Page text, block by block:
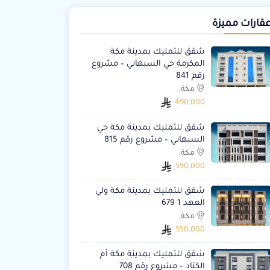
مميزة
شقق للتمليك بمدينة مكة
المكرمة حي السبهاني – مشروع
رقم 841
مكة,
490,000
شقق للتمليك بمدينة مكة حي
السبهاني – مشروع رقم 815
مكة,
590,000
شقق للتمليك بمدينة مكة ولي
العهد 1 679
مكة,
550,000
شقق للتمليك بمدينة مكة أم
الكتاد – مشروع رقم 708